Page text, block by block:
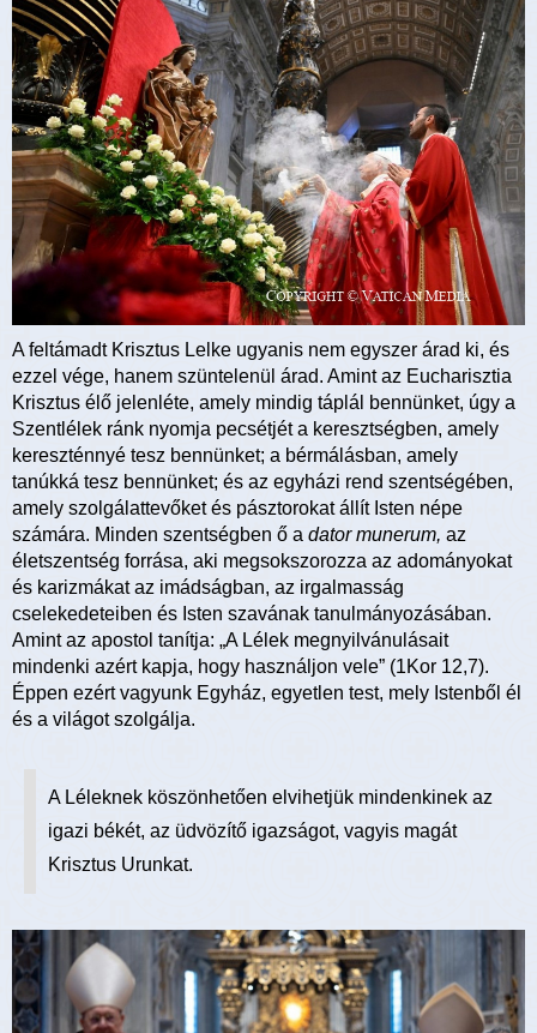
A feltámadt Krisztus Lelke ugyanis nem egyszer árad ki, és
ezzel vége, hanem szüntelenül árad. Amint az Eucharisztia
Krisztus élő jelenléte, amely mindig táplál bennünket, úgy a
Szentlélek ránk nyomja pecsétjét a keresztségben, amely
kereszténnyé tesz bennünket; a bérmálásban, amely
tanúkká tesz bennünket; és az egyházi rend szentségében,
amely szolgálattevőket és pásztorokat állít Isten népe
számára. Minden szentségben ő a dator munerum, az
életszentség forrása, aki megsokszorozza az adományokat
és karizmákat az imádságban, az irgalmasság
cselekedeteiben és Isten szavának tanulmányozásában.
Amint az apostol tanítja: „A Lélek megnyilvánulásait
mindenki azért kapja, hogy használjon vele” (1Kor 12,7).
Éppen ezért vagyunk Egyház, egyetlen test, mely Istenből él
és a világot szolgálja.
A Léleknek köszönhetően elvihetjük mindenkinek az
igazi békét, az üdvözítő igazságot, vagyis magát
Krisztus Urunkat.